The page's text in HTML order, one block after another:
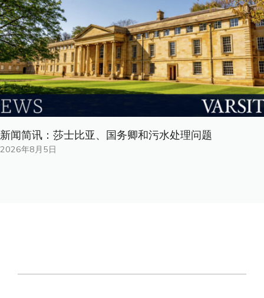
新闻简讯：莎士比亚、国务卿和污水处理问题
2026年8月5日